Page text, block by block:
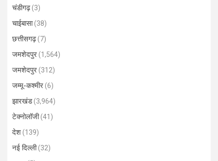
चंडीगढ़(3)
चाईबासा(38)
छत्तीसगढ़(7)
जमशेदपुर(1,564)
जमशेदपुर(312)
जम्मू-कश्मीर(6)
झारखंड(3,964)
टेक्नोलॉजी(41)
देश(139)
नई दिल्ली(32)